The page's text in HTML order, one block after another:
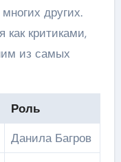
других.
как критиками,
из самых
Роль
Данила Багров